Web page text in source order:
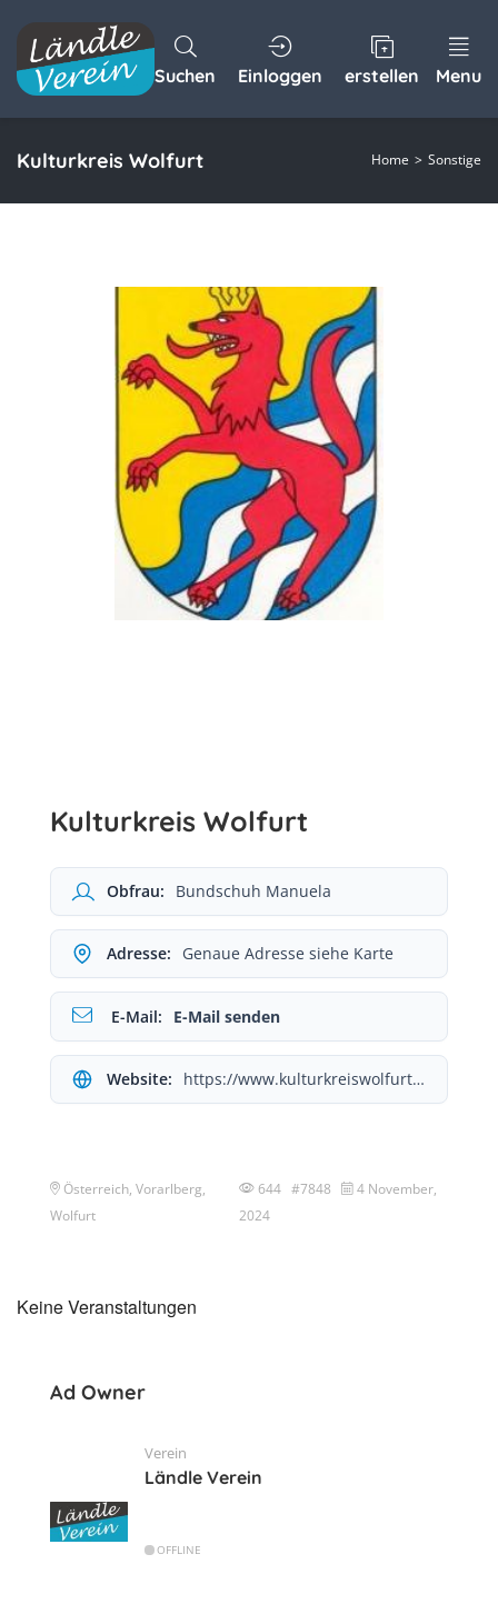
Suchen Einloggen erstellen Menu
Kulturkreis Wolfurt Home Sonstige
Kulturkreis Wolfurt
Obfrau: Bundschuh Manuela
Adresse: Genaue Adresse siehe Karte
E-Mail: E-Mail senden
Website: https://www.kulturkreiswolfurt.at/
Österreich, Vorarlberg,
Wolfurt
644 #7848
4 November,
2024
Keine Veranstaltungen
Ad Owner
Verein
Ländle Verein
OFFLINE